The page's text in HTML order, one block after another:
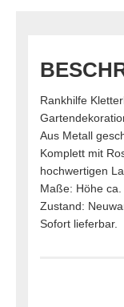
Rankhilfe
Aus Metall
Komplett mit
hochwertigen
Maße: Höhe
Zustand:
Sofort lieferbar.